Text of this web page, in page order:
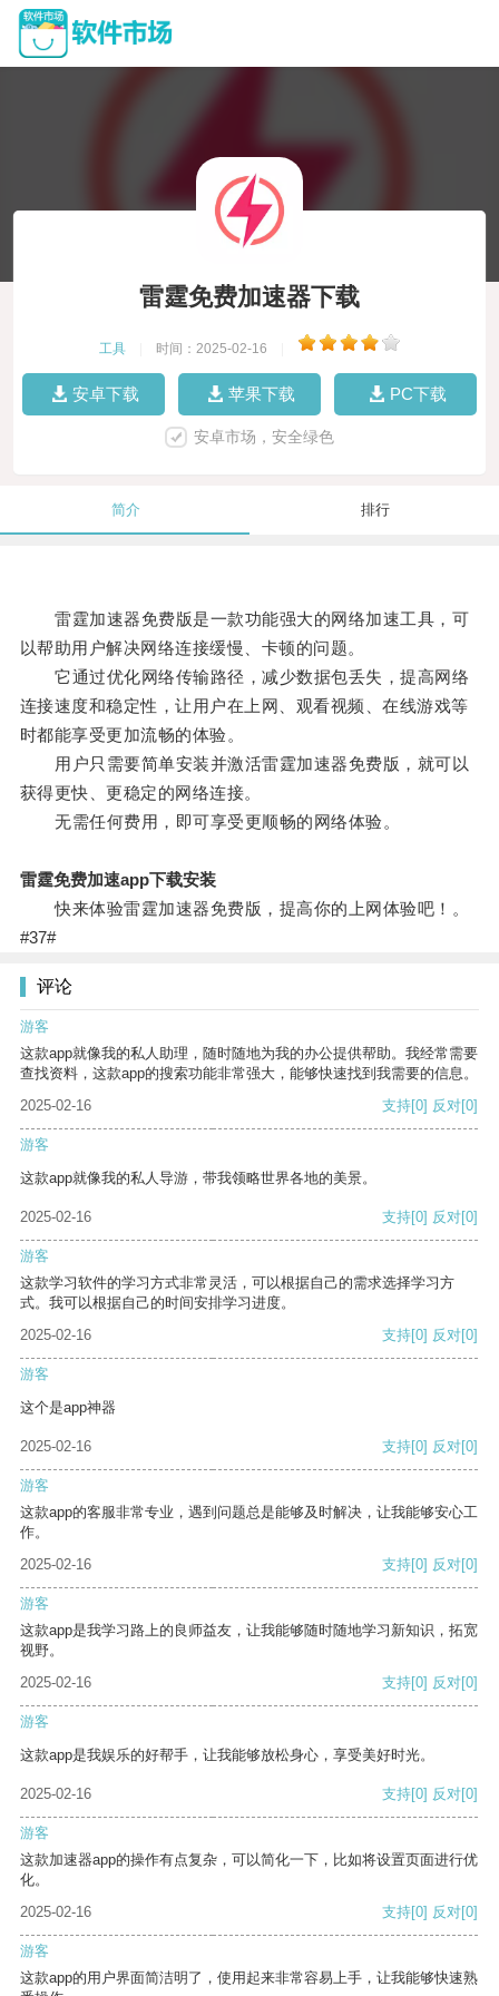
雷霆免费加速器下载
工具 时间：2025-02-16
安卓下载 苹果下载 PC下载
安卓市场，安全绿色
简介 排行
雷霆加速器免费版是一款功能强大的网络加速工具，可
以帮助用户解决网络连接缓慢、卡顿的问题。
它通过优化网络传输路径，减少数据包丢失，提高网络
连接速度和稳定性，让用户在上网、观看视频、在线游戏等
时都能享受更加流畅的体验。
用户只需要简单安装并激活雷霆加速器免费版，就可以
获得更快、更稳定的网络连接。
无需任何费用，即可享受更顺畅的网络体验。
雷霆免费加速app下载安装
快来体验雷霆加速器免费版，提高你的上网体验吧！。
#37#
评论
游客
这款app就像我的私人助理，随时随地为我的办公提供帮助。我经常需要
查找资料，这款app的搜索功能非常强大，能够快速找到我需要的信息。
2025-02-16
支持[0] 反对[0]
游客
这款app就像我的私人导游，带我领略世界各地的美景。
2025-02-16 支持[0] 反对[0]
游客
这款学习软件的学习方式非常灵活，可以根据自己的需求选择学习方
式。我可以根据自己的时间安排学习进度。
2025-02-16
支持[0] 反对[0]
游客
这个是app神器
2025-02-16 支持[0] 反对[0]
游客
这款app的客服非常专业，遇到问题总是能够及时解决，让我能够安心工
作。
2025-02-16
支持[0] 反对[0]
游客
这款app是我学习路上的良师益友，让我能够随时随地学习新知识，拓宽
视野。
2025-02-16
支持[0] 反对[0]
游客
这款app是我娱乐的好帮手，让我能够放松身心，享受美好时光。
2025-02-16 支持[0] 反对[0]
游客
这款加速器app的操作有点复杂，可以简化一下，比如将设置页面进行优
化。
2025-02-16
支持[0] 反对[0]
游客
这款app的用户界面简洁明了，使用起来非常容易上手，让我能够快速熟